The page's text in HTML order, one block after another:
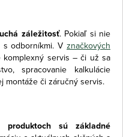
záležitosť. Pokiaľ si nie
odborníkmi. V značkových
komplexný servis – či už sa
spracovanie kalkulácie
montáže či záručný servis.
sú základné